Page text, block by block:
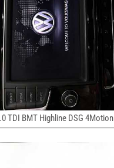
TDI BMT Highline DSG 4Motion